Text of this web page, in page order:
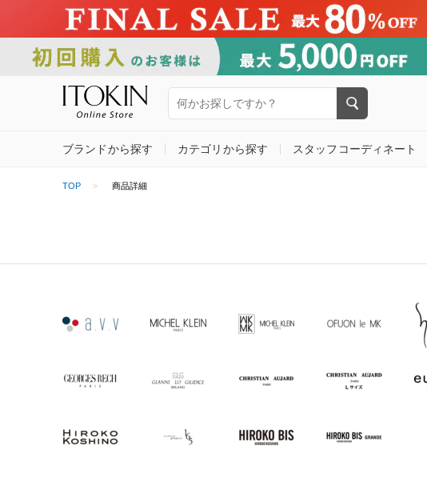
ブランドから探す カテゴリから探す スタッフコーディネート
TOP 商品詳細